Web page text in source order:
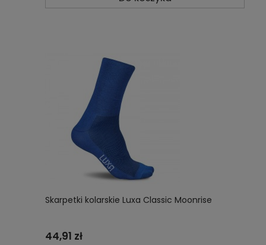
Skarpetki kolarskie Luxa Classic Moonrise
44,91 zł